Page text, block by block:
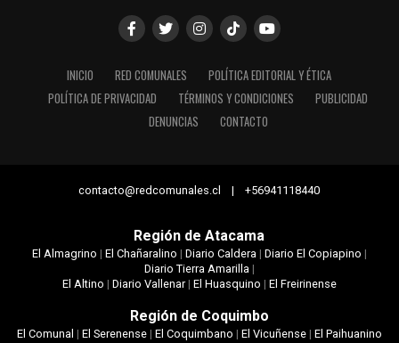
INICIO RED COMUNALES
POLÍTICA EDITORIAL Y ÉTICA
POLÍTICA DE PRIVACIDAD
TÉRMINOS Y CONDICIONES
PUBLICIDAD
DENUNCIAS
CONTACTO
contacto@redcomunales.cl | +56941118440
Región de Atacama
El Almagrino | El Chañaralino | Diario Caldera | Diario El Copiapino |
Diario Tierra Amarilla |
El Altino | Diario Vallenar| El Huasquino | El Freirinense
Región de Coquimbo
El Comunal | El Serenense| El Coquimbano | El Vicuñense| El Paihuanino